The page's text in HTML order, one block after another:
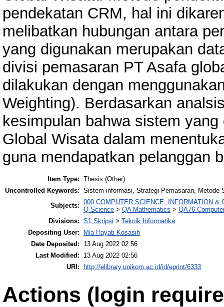
pendekatan CRM, hal ini
melibatkan hubungan antara
yang digunakan merupakan
divisi pemasaran PT Asafa
dilakukan dengan
Weighting). Berdasarkan
kesimpulan bahwa sistem
Global Wisata dalam
guna mendapatkan pelanggan
Item Type: Thesis (Other)
Uncontrolled Keywords: Sistem informasi, Strategi Pemasaran, Metode
Subjects: 000 COMPUTER SCIENCE, INFORMATION &
Q Science > QA Mathematics > QA76
Divisions: S1 Skripsi > Teknik Informatika
Depositing User:
Mia Hayati Kosasih
Date Deposited:
13 Aug 2022 02:56
Last Modified:
13 Aug 2022 02:56
URI:
http://elibrary.unikom.ac.id/id/eprint/6333
Actions (login